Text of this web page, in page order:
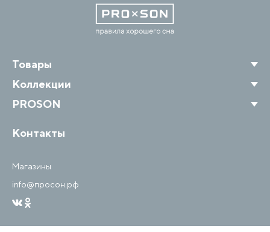
Товары
Коллекции
PROSON
Контакты
Магазины
info@просон.рф